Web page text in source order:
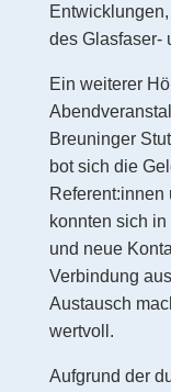
des Glasfaser-
Ein weiterer
Breuninger
bot sich die
konnten sich
und neue
Verbindung
Austausch
wertvoll.
Aufgrund der